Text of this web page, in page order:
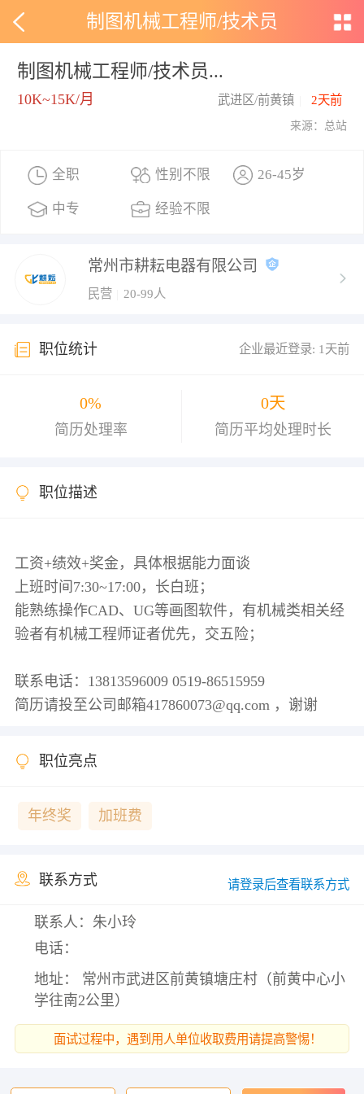
制图机械工程师/技术员
制图机械工程师/技术员...
10K~15K/月 2天前
武进区/前黄镇
来源：总站
全职 性别不限 26-45岁
中专 经验不限
常州市耕耘电器有限公司
民营 20-99人
职位统计 企业最近登录: 1天前
0%
简历处理率
0天
简历平均处理时长
职位描述
工资+绩效+奖金，具体根据能力面谈
上班时间7:30~17:00，长白班；
能熟练操作CAD、UG等画图软件，有机械类相关经
验者有机械工程师证者优先，交五险；
联系电话：13813596009 0519-86515959
简历请投至公司邮箱417860073@qq.com ，谢谢
职位亮点
年终奖 加班费
联系方式 请登录后查看联系方式
联系人：朱小玲
电话：
地址： 常州市武进区前黄镇塘庄村（前黄中心小
学往南2公里）
面试过程中，遇到用人单位收取费用请提高警惕！